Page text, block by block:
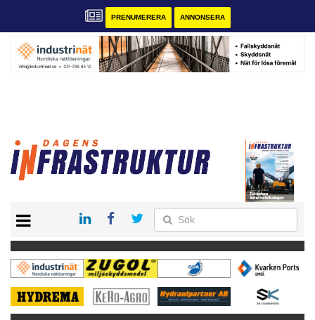
PRENUMERERA ANNONSERA
KONTAKT
VÅRA ANDRA MAGASIN
PRENUMERERA
ANNONSERA